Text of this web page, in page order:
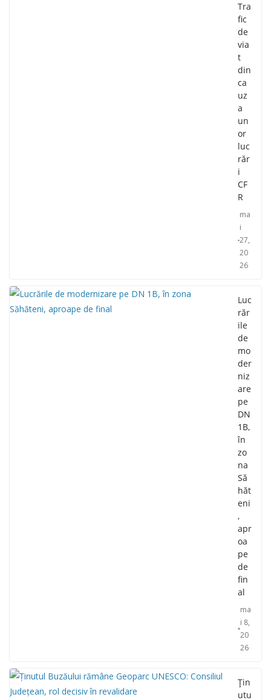
Tra
fic
de
via
t
din
ca
uz
a
un
or
luc
răr
i
CF
R
ma
i
27,
20
26
Luc
răr
ile
de
mo
der
niz
are
pe
DN
1B,
în
zo
na
Să
hăt
eni
,
apr
oa
pe
de
fin
al
ma
i 8,
20
26
Țin
utu